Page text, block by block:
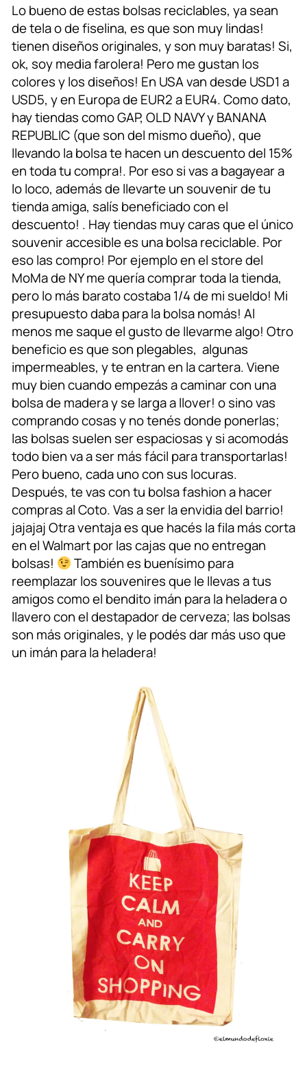
Lo bueno de estas bolsas reciclables, ya sean
de tela o de fiselina, es que son muy lindas!
tienen diseños originales, y son muy baratas! Si,
ok, soy media farolera! Pero me gustan los
colores y los diseños! En USA van desde USD1 a
USD5, y en Europa de EUR2 a EUR4. Como dato,
hay tiendas como GAP, OLD NAVY y BANANA
REPUBLIC (que son del mismo dueño), que
llevando la bolsa te hacen un descuento del 15%
en toda tu compra!. Por eso si vas a bagayear a
lo loco, además de llevarte un souvenir de tu
tienda amiga, salís beneficiado con el
descuento! . Hay tiendas muy caras que el único
souvenir accesible es una bolsa reciclable. Por
eso las compro! Por ejemplo en el store del
MoMa de NY me quería comprar toda la tienda,
pero lo más barato costaba 1/4 de mi sueldo! Mi
presupuesto daba para la bolsa nomás! Al
menos me saque el gusto de llevarme algo! Otro
beneficio es que son plegables, algunas
impermeables, y te entran en la cartera. Viene
muy bien cuando empezás a caminar con una
bolsa de madera y se larga a llover! o sino vas
comprando cosas y no tenés donde ponerlas;
las bolsas suelen ser espaciosas y si acomodás
todo bien va a ser más fácil para transportarlas!
Pero bueno, cada uno con sus locuras.
Después, te vas con tu bolsa fashion a hacer
compras al Coto. Vas a ser la envidia del barrio!
jajajaj Otra ventaja es que hacés la fila más corta
en el Walmart por las cajas que no entregan
bolsas!
También es buenísimo para
reemplazar los souvenires que le llevas a tus
amigos como el bendito imán para la heladera o
llavero con el destapador de cerveza; las bolsas
son más originales, y le podés dar más uso que
un imán para la heladera!